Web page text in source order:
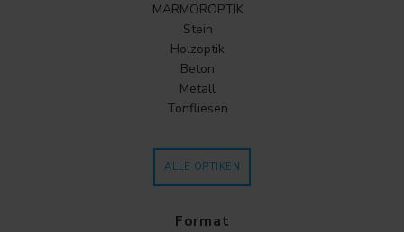
MARMOROPTIK
Stein
Holzoptik
Beton
Metall
Tonfliesen
ALLE OPTIKEN
Format